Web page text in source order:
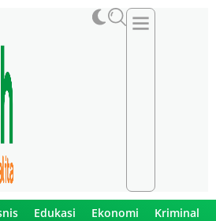
Edukasi Ekonomi Kriminal